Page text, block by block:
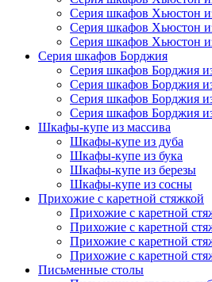
Серия шкафов Хьюстон
Серия шкафов Хьюстон
Серия шкафов Хьюстон
Серия шкафов Борджия
Серия шкафов Борджия
Серия шкафов Борджия
Серия шкафов Борджия
Серия шкафов Борджия
Шкафы-купе из массива
Шкафы-купе из дуба
Шкафы-купе из бука
Шкафы-купе из березы
Шкафы-купе из сосны
Прихожие с каретной стяжкой
Прихожие с каретной
Прихожие с каретной
Прихожие с каретной
Прихожие с каретной
Письменные столы